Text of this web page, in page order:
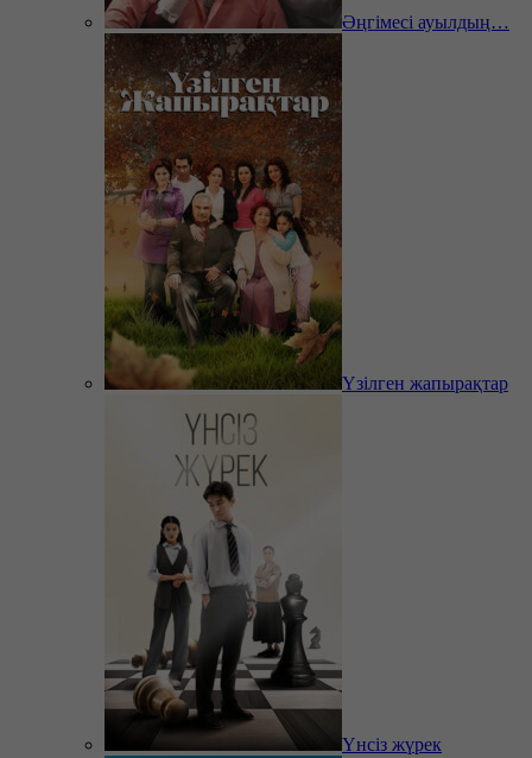
Әңгімесі ауылдың…
Үзілген жапырақтар
Үнсіз жүрек